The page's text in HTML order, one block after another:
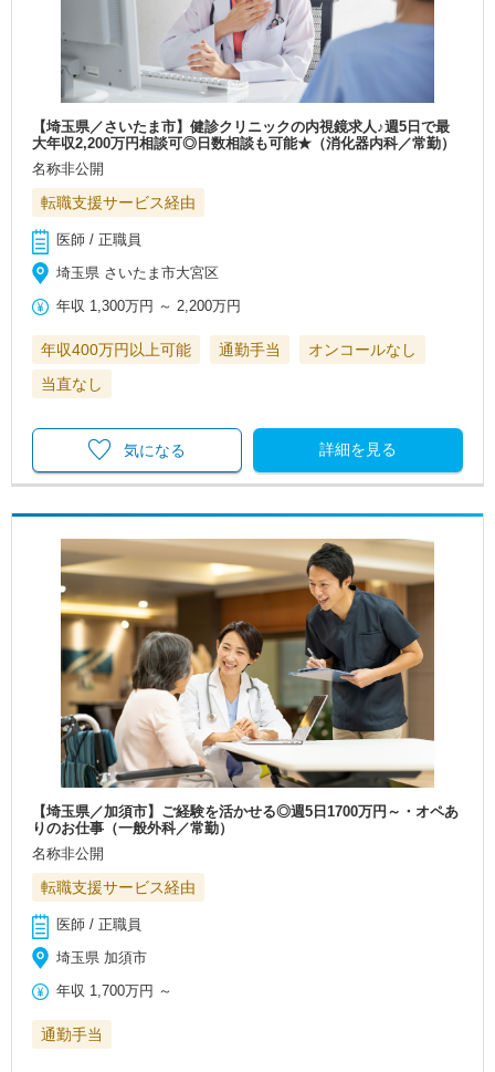
【埼玉県／さいたま市】健診クリニックの内視鏡求人♪週5日で最
大年収2,200万円相談可◎日数相談も可能★（消化器内科／常勤）
名称非公開
転職支援サービス経由
医師 / 正職員
埼玉県 さいたま市大宮区
年収 1,300万円 ～ 2,200万円
年収400万円以上可能 通勤手当
オンコールなし
当直なし
詳細を見る
気になる
【埼玉県／加須市】ご経験を活かせる◎週5日1700万円～・オペあ
りのお仕事（一般外科／常勤）
名称非公開
転職支援サービス経由
医師 / 正職員
埼玉県 加須市
年収 1,700万円 ～
通勤手当